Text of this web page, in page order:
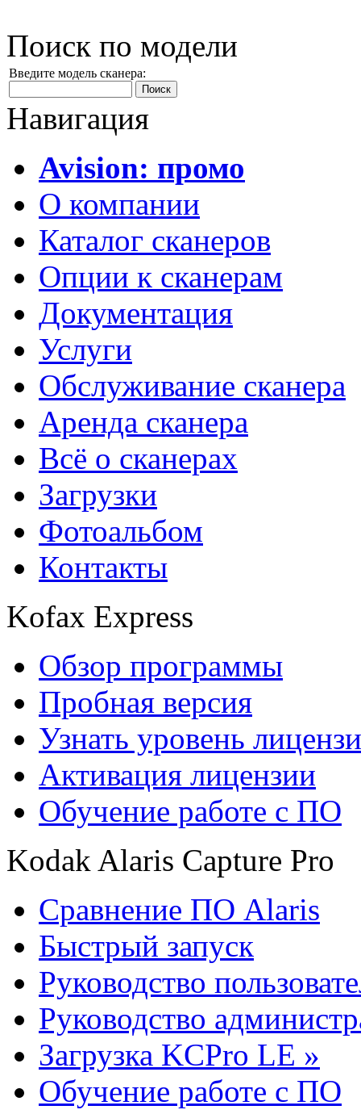
Поиск по модели
Введите модель сканера:
Навигация
Avision: промо
О компании
Каталог сканеров
Опции к сканерам
Документация
Услуги
Обслуживание сканера
Аренда сканера
Всё о сканерах
Загрузки
Фотоальбом
Контакты
Kofax Express
Обзор программы
Пробная версия
Узнать уровень
Активация лицензии
Обучение работе с ПО
Kodak Alaris Capture Pro
Сравнение ПО Alaris
Быстрый запуск
Руководство
Руководство
Загрузка KCPro LE »
Обучение работе с ПО